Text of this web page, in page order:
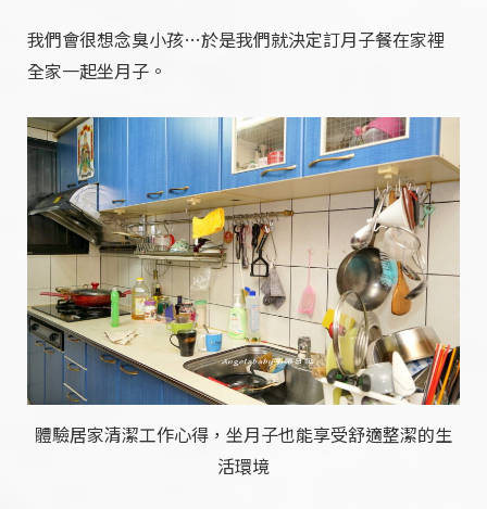
我們會很想念臭小孩…於是我們就決定訂月子餐在家裡
全家一起坐月子。
體驗居家清潔工作心得，坐月子也能享受舒適整潔的生
活環境